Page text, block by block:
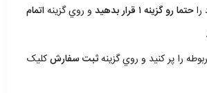
حتما رو گزينه ۱ قرار بدهيد و روي گزينهاتمام
را پر کنيد و روي گزينهثبت سفارشکليک